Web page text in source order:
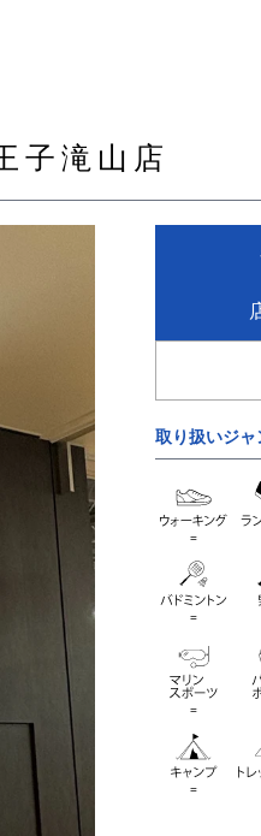
子滝山店
取り扱いジャ
=
=
=
=